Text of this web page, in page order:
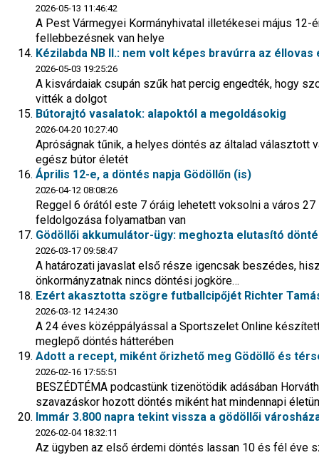
2026-05-13 11:46:42
A Pest Vármegyei Kormányhivatal illetékesei május 12-
fellebbezésnek van helye
Kézilabda NB II.: nem volt képes bravúrra az
2026-05-03 19:25:26
A kisvárdaiak csupán szűk hat percig engedték, hogy
vitték a dolgot
Bútorajtó vasalatok: alapoktól a megoldásokig
2026-04-20 10:27:40
Apróságnak tűnik, a helyes döntés az általad választott
egész bútor életét
Április 12-e, a döntés napja Gödöllőn (is)
2026-04-12 08:08:26
Reggel 6 órától este 7 óráig lehetett voksolni a város
feldolgozása folyamatban van
Gödöllői akkumulátor-ügy: meghozta elutasító
2026-03-17 09:58:47
A határozati javaslat első része igencsak beszédes,
önkormányzatnak nincs döntési jogköre…
Ezért akasztotta szögre futballcipőjét Richter
2026-03-12 14:24:30
A 24 éves középpályással a Sportszelet Online
meglepő döntés hátterében
Adott a recept, miként őrizhető meg Gödöllő és
2026-02-16 17:55:51
BESZÉDTÉMA podcastünk tizenötödik adásában
szavazáskor hozott döntés miként hat mindennapi
Immár 3.800 napra tekint vissza a gödöllői
2026-02-04 18:32:11
Az ügyben az első érdemi döntés lassan 10 és fél éve